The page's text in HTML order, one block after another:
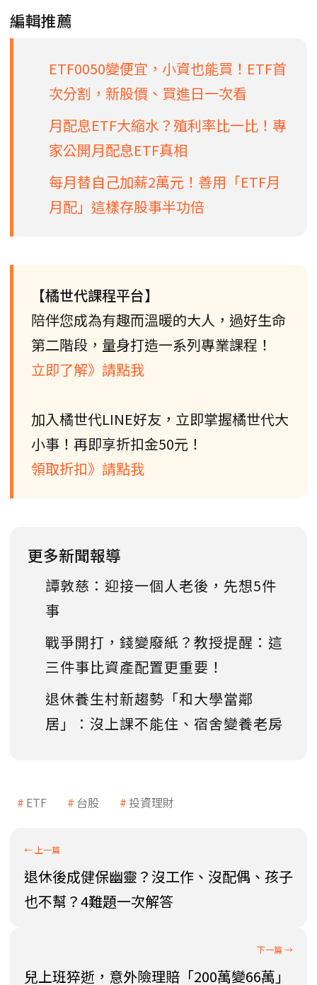
編輯推薦
ETF0050變便宜，小資也能買！ETF首
次分割，新股價、買進日一次看
月配息ETF大縮水？殖利率比一比！專
家公開月配息ETF真相
每月替自己加薪2萬元！善用「ETF月
月配」這樣存股事半功倍
【橘世代課程平台】
陪伴您成為有趣而溫暖的大人，過好生命
第二階段，量身打造一系列專業課程！
立即了解》請點我
加入橘世代LINE好友，立即掌握橘世代大
小事！再即享折扣金50元！
領取折扣》請點我
更多新聞報導
譚敦慈：迎接一個人老後，先想5件
事
戰爭開打，錢變廢紙？教授提醒：這
三件事比資產配置更重要！
退休養生村新趨勢「和大學當鄰
居」：沒上課不能住、宿舍變養老房
ETF 台股 投資理財
退休後成健保幽靈？沒工作、沒配偶、孩子
也不幫？4難題一次解答
兒上班猝逝，意外險理賠「200萬變66萬」